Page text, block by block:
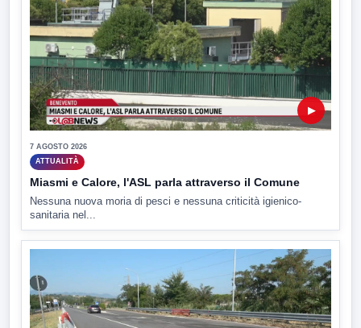
▶
7 AGOSTO 2026
ATTUALITÀ
Miasmi e Calore, l'ASL parla attraverso il Comune
Nessuna nuova moria di pesci e nessuna criticità igienico-
sanitaria nel...